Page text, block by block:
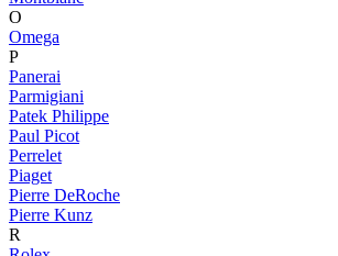
O
Omega
P
Panerai
Parmigiani
Patek Philippe
Paul Picot
Perrelet
Piaget
Pierre DeRoche
Pierre Kunz
R